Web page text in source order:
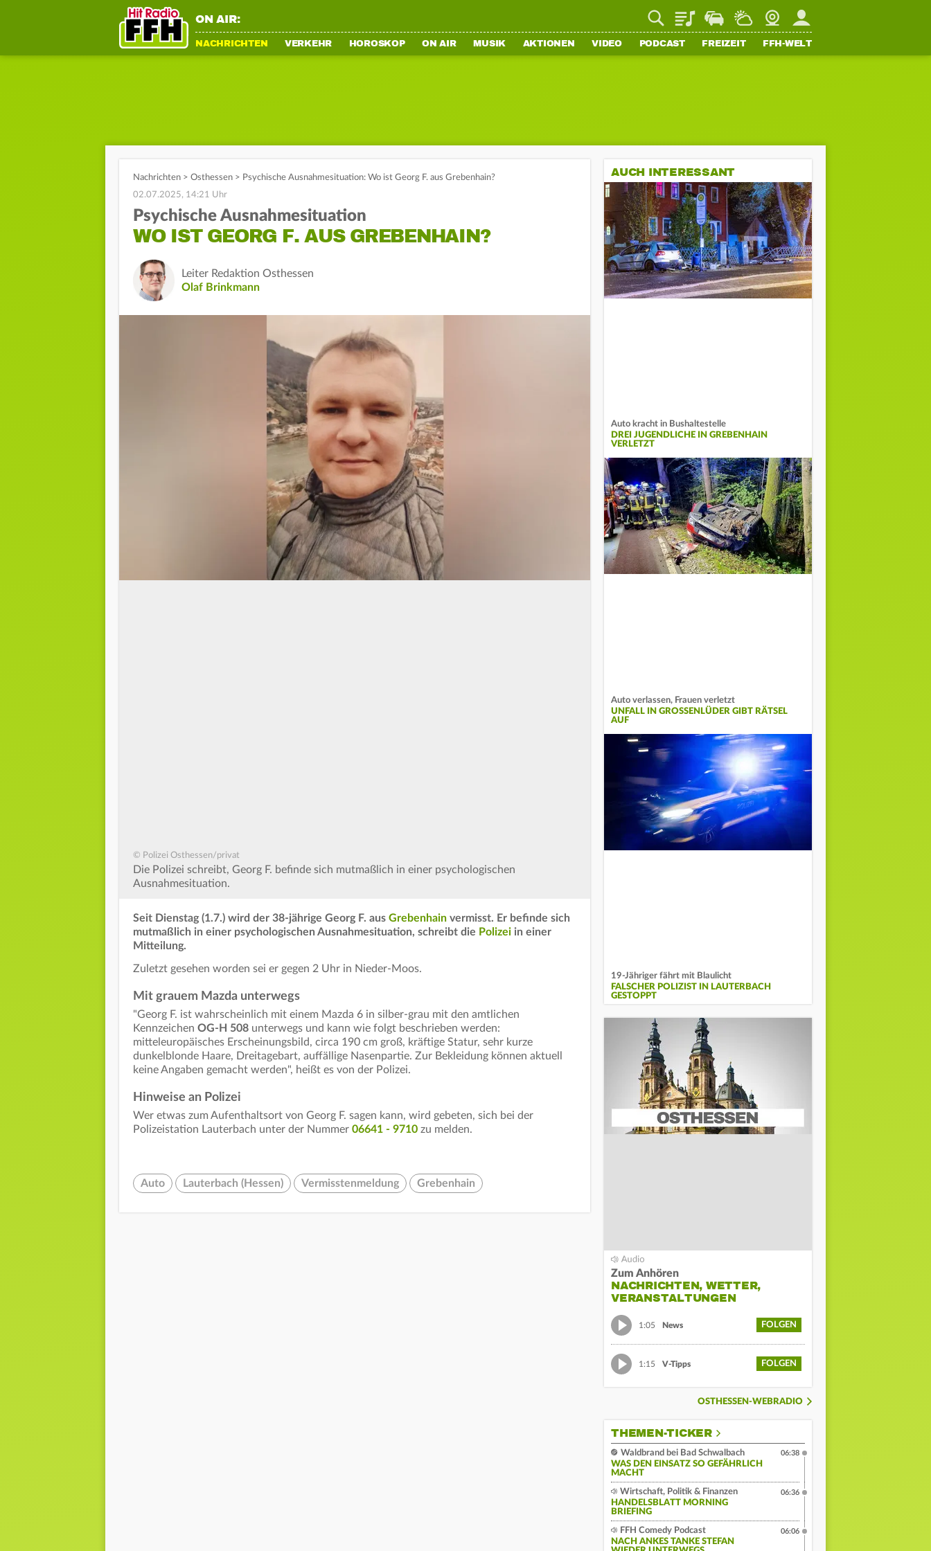
ON AIR: PlaylistStaupilotWetterWebcamMein FFH
NACHRICHTEN VERKEHR HOROSKOP ON AIR MUSIK AKTIONEN VIDEO PODCAST FREIZEIT FFH-WELT
Nachrichten > Osthessen > Psychische Ausnahmesituation: Wo ist Georg F. aus Grebenhain?
02.07.2025, 14:21 Uhr
Psychische Ausnahmesituation
WO IST GEORG F. AUS GREBENHAIN?
Leiter Redaktion Osthessen
Olaf Brinkmann
© Polizei Osthessen/privat
Die Polizei schreibt, Georg F. befinde sich mutmaßlich in einer psychologischen
Ausnahmesituation.
Seit Dienstag (1.7.) wird der 38-jährige Georg F. aus Grebenhain vermisst. Er befinde sich
mutmaßlich in einer psychologischen Ausnahmesituation, schreibt die Polizei in einer
Mitteilung.
Zuletzt gesehen worden sei er gegen 2 Uhr in Nieder-Moos.
Mit grauem Mazda unterwegs
"Georg F. ist wahrscheinlich mit einem Mazda 6 in silber-grau mit den amtlichen
Kennzeichen OG-H 508 unterwegs und kann wie folgt beschrieben werden:
mitteleuropäisches Erscheinungsbild, circa 190 cm groß, kräftige Statur, sehr kurze
dunkelblonde Haare, Dreitagebart, auffällige Nasenpartie. Zur Bekleidung können aktuell
keine Angaben gemacht werden", heißt es von der Polizei.
Hinweise an Polizei
Wer etwas zum Aufenthaltsort von Georg F. sagen kann, wird gebeten, sich bei der
Polizeistation Lauterbach unter der Nummer 06641 - 9710 zu melden.
Auto Lauterbach (Hessen) Vermisstenmeldung Grebenhain
AUCH INTERESSANT
Auto kracht in Bushaltestelle
DREI JUGENDLICHE IN GREBENHAIN
VERLETZT
Auto verlassen, Frauen verletzt
UNFALL IN GROSSENLÜDER GIBT RÄTSEL A
UF
19-Jähriger fährt mit Blaulicht
FALSCHER POLIZIST IN LAUTERBACH
GESTOPPT
Zum Anhören
NACHRICHTEN, WETTER,
VERANSTALTUNGEN
1:05 News FOLGEN
1:15 V-Tipps FOLGEN
OSTHESSEN-WEBRADIO
THEMEN-TICKER
Waldbrand bei Bad Schwalbach
WAS DEN EINSATZ SO GEFÄHRLICH
MACHT
06:38
Wirtschaft, Politik & Finanzen
HANDELSBLATT MORNING
BRIEFING
06:36
FFH Comedy Podcast
NACH ANKES TANKE STEFAN
06:06